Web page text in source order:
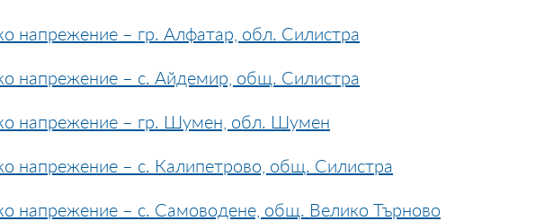
напрежение – гр. Алфатар, обл. Силистра
напрежение – с. Айдемир, общ. Силистра
напрежение – гр. Шумен, обл. Шумен
напрежение – с. Калипетрово, общ. Силистра
напрежение – с. Самоводене, общ. Велико Търново